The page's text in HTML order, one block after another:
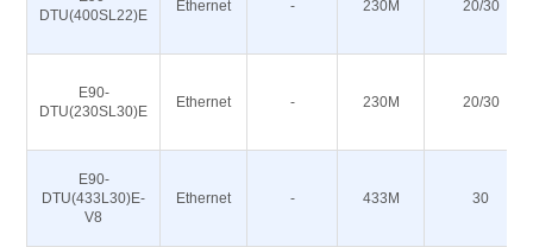
DTU(400SL22)E
Ethernet - 230M 20/30
E90-
DTU(230SL30)E
Ethernet - 230M 20/30
E90-
DTU(433L30)E-
V8
Ethernet - 433M 30